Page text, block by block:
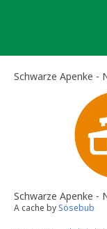
Schwarze Apenke -
Schwarze Apenke -
A cache by Sösebub